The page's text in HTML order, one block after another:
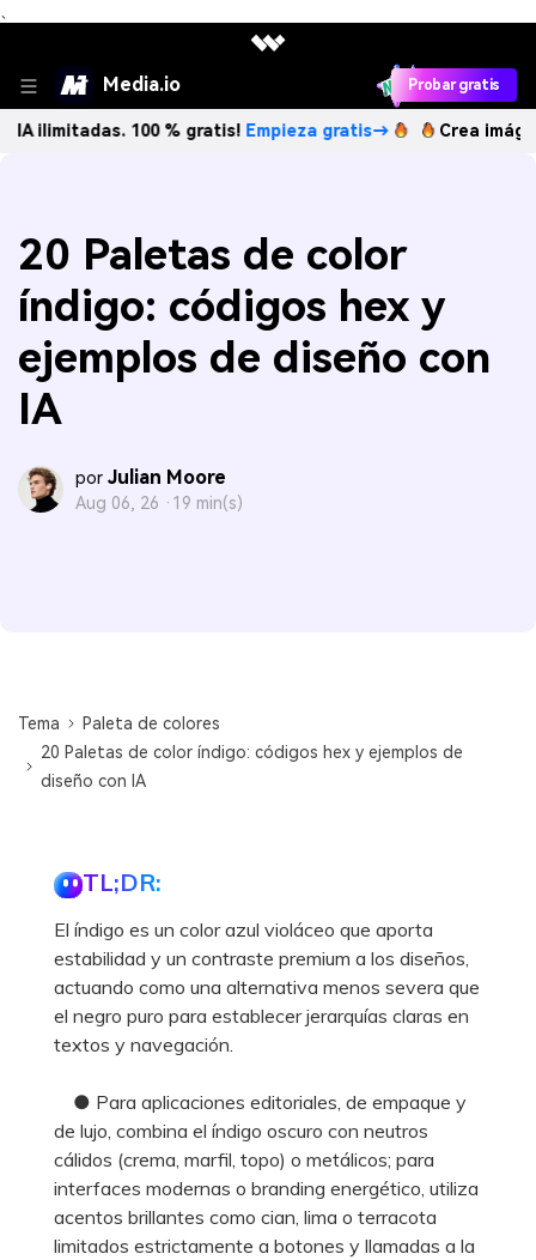
、
Media.io Probar gratis
100 % gratis!Empieza gratis→ Crea imágenes IA
20 Paletas de color
índigo: códigos hex y
ejemplos de diseño con
IA
por Julian Moore
Aug 06, 26 · 19 min(s)
Tema
Paleta de colores
20 Paletas de color índigo: códigos hex y ejemplos de
diseño con IA
TL;DR:
El índigo es un color azul violáceo que aporta
estabilidad y un contraste premium a los diseños,
actuando como una alternativa menos severa que
el negro puro para establecer jerarquías claras en
textos y navegación.
● Para aplicaciones editoriales, de empaque y
de lujo, combina el índigo oscuro con neutros
cálidos (crema, marfil, topo) o metálicos; para
interfaces modernas o branding energético, utiliza
acentos brillantes como cian, lima o terracota
limitados estrictamente a botones y llamadas a la